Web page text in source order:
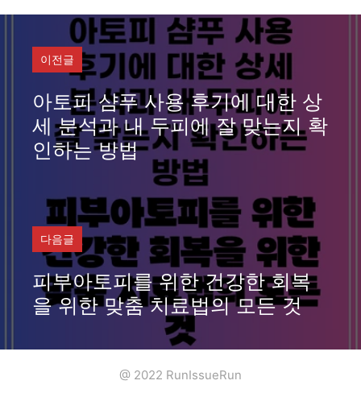
리
이전글
아토피 샴푸 사용 후기에 대한 상
세 분석과 내 두피에 잘 맞는지 확
인하는 방법
다음글
피부아토피를 위한 건강한 회복
을 위한 맞춤 치료법의 모든 것
@ 2022 RunIssueRun